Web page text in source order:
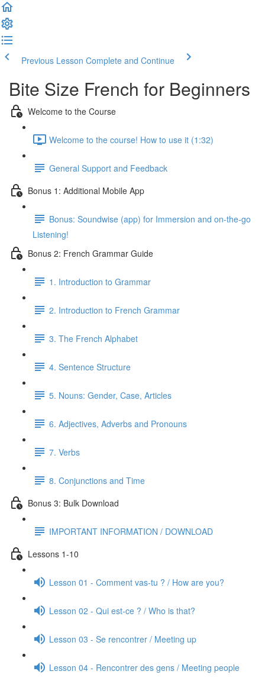
Previous Lesson Complete and Continue
Bite Size French for Beginners
Welcome to the Course
Welcome to the course! How to use it (1:32)
General Support and Feedback
Bonus 1: Additional Mobile App
Bonus: Soundwise (app) for Immersion and on-the-go
Listening!
Bonus 2: French Grammar Guide
1. Introduction to Grammar
2. Introduction to French Grammar
3. The French Alphabet
4. Sentence Structure
5. Nouns: Gender, Case, Articles
6. Adjectives, Adverbs and Pronouns
7. Verbs
8. Conjunctions and Time
Bonus 3: Bulk Download
IMPORTANT INFORMATION / DOWNLOAD
Lessons 1-10
Lesson 01 - Comment vas-tu ? / How are you?
Lesson 02 - Qui est-ce ? / Who is that?
Lesson 03 - Se rencontrer / Meeting up
Lesson 04 - Rencontrer des gens / Meeting people